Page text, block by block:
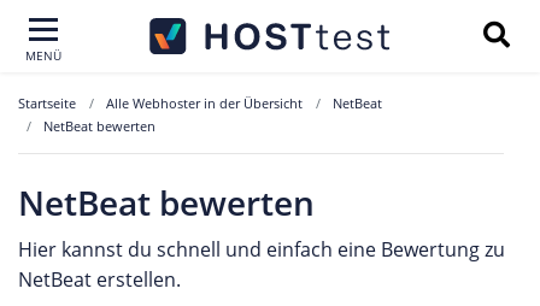
MENÜ
Startseite Alle Webhoster in der Übersicht
NetBeat
NetBeat bewerten
NetBeat bewerten
Hier kannst du schnell und einfach eine Bewertung zu
NetBeat erstellen.